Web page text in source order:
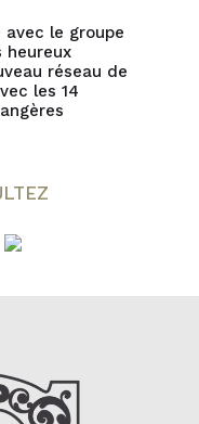
le groupe
heureux
réseau de
les 14